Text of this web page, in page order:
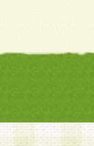
加・ 利
て確認
いただ
ります。
1.会員
了し、当
が以下に